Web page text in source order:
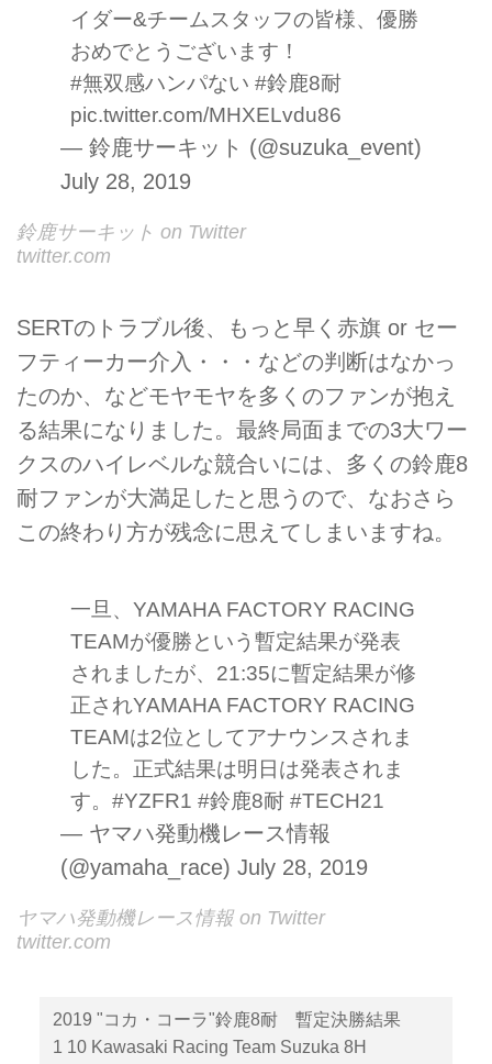
イダー&チームスタッフの皆様、優勝
おめでとうございます！
#無双感ハンパない #鈴鹿8耐
pic.twitter.com/MHXELvdu86
— 鈴鹿サーキット (@suzuka_event)
July 28, 2019
鈴鹿サーキット on Twitter
twitter.com
SERTのトラブル後、もっと早く赤旗 or セー
フティーカー介入・・・などの判断はなかっ
たのか、などモヤモヤを多くのファンが抱え
る結果になりました。最終局面までの3大ワー
クスのハイレベルな競合いには、多くの鈴鹿8
耐ファンが大満足したと思うので、なおさら
この終わり方が残念に思えてしまいますね。
一旦、YAMAHA FACTORY RACING
TEAMが優勝という暫定結果が発表
されましたが、21:35に暫定結果が修
正されYAMAHA FACTORY RACING
TEAMは2位としてアナウンスされま
した。正式結果は明日は発表されま
す。#YZFR1 #鈴鹿8耐 #TECH21
— ヤマハ発動機レース情報
(@yamaha_race) July 28, 2019
ヤマハ発動機レース情報 on Twitter
twitter.com
2019 "コカ・コーラ"鈴鹿8耐 暫定決勝結果
1 10 Kawasaki Racing Team Suzuka 8H